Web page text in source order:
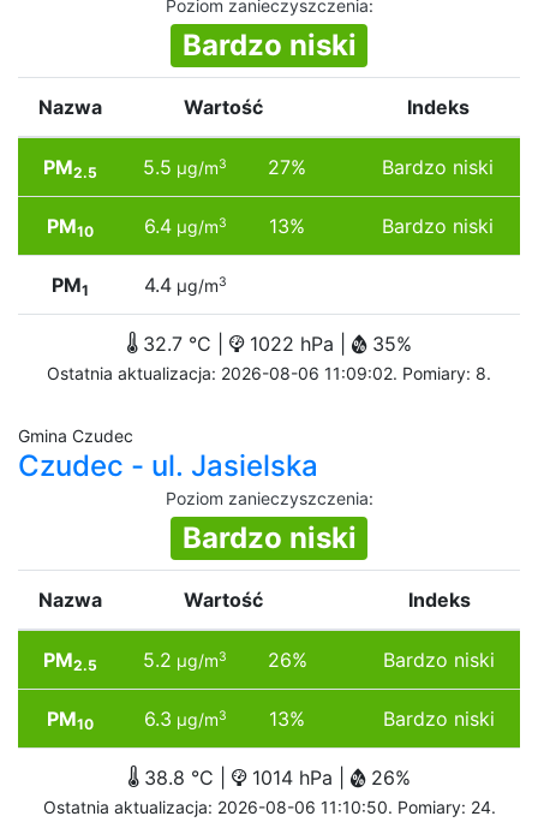
Poziom zanieczyszczenia:
Bardzo niski
Nazwa Wartość Indeks
PM2.5 5.5 µg/m3 27% Bardzo niski
PM10 6.4µg/m3 13% Bardzo niski
PM1 4.4µg/m3
32.7 °C | 1022 hPa | 35%
Ostatnia aktualizacja: 2026-08-06 11:09:02. Pomiary: 8.
Gmina Czudec
Czudec - ul. Jasielska
Poziom zanieczyszczenia:
Bardzo niski
Nazwa Wartość Indeks
PM2.5 5.2 µg/m3 26% Bardzo niski
PM10 6.3 µg/m3 13% Bardzo niski
38.8 °C | 1014 hPa | 26%
Ostatnia aktualizacja: 2026-08-06 11:10:50. Pomiary: 24.